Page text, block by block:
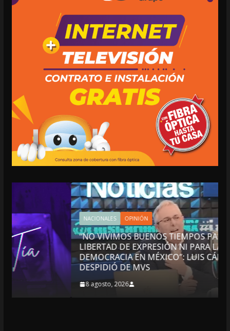
NACIONALES OPINIÓN
“NO VIVIMOS BUENOS TIEMPOS PARA LA
LIBERTAD DE EXPRESIÓN NI PARA LA
DEMOCRACIA EN MÉXICO”: LUIS CÁRDENAS; SE
DESPIDIÓ DE MVS
8 agosto, 2026